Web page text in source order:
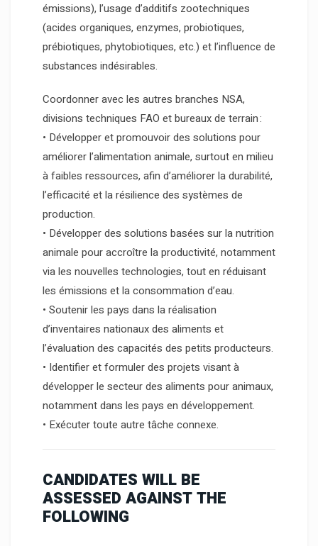
émissions), l’usage d’additifs zootechniques
(acides organiques, enzymes, probiotiques,
prébiotiques, phytobiotiques, etc.) et l’influence de
substances indésirables.
Coordonner avec les autres branches NSA,
divisions techniques FAO et bureaux de terrain :
• Développer et promouvoir des solutions pour
améliorer l’alimentation animale, surtout en milieu
à faibles ressources, afin d’améliorer la durabilité,
l’efficacité et la résilience des systèmes de
production.
• Développer des solutions basées sur la nutrition
animale pour accroître la productivité, notamment
via les nouvelles technologies, tout en réduisant
les émissions et la consommation d’eau.
• Soutenir les pays dans la réalisation
d’inventaires nationaux des aliments et
l’évaluation des capacités des petits producteurs.
• Identifier et formuler des projets visant à
développer le secteur des aliments pour animaux,
notamment dans les pays en développement.
• Exécuter toute autre tâche connexe.
CANDIDATES WILL BE
ASSESSED AGAINST THE
FOLLOWING